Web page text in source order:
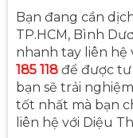
Bạn đang cần
TP.HCM, Bình
nhanh tay liên hệ
185 118 để được tư
bạn sẽ trải
tốt nhất mà bạn
liên hệ với Diệu